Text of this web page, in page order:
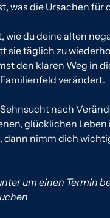
was die Ursachen für
wie du deine alten
sie täglich zu
den klaren Weg in
Familienfeld verändert.
Sehnsucht nach
glücklichen Leben
dann nimm dich
um einen Termin